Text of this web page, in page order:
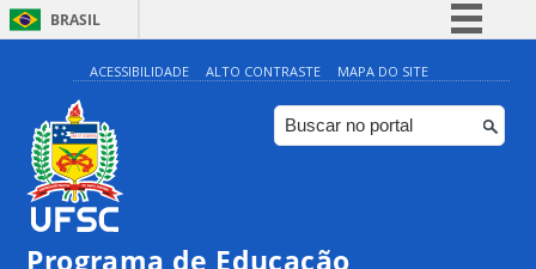
BRASIL
Simplifique!
Comunica BR
Participe
ACESSIBILIDADE ALTO CONTRASTE MAPA DO SITE
Programa de Educação